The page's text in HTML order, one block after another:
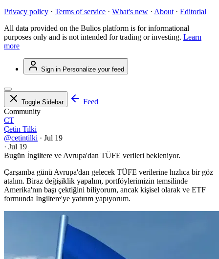
Privacy policy · Terms of service · What's new · About · Editorial
All data provided on the Bulios platform is for informational
purposes only and is not intended for trading or investing. Learn
more
Sign in Personalize your feed
Toggle Sidebar
Feed
Community
CT
Çetin Tilki
@cetintilki · Jul 19
· Jul 19
Bugün İngiltere ve Avrupa'dan TÜFE verileri bekleniyor.
Çarşamba günü Avrupa'dan gelecek TÜFE verilerine hızlıca bir göz
atalım. Biraz değişiklik yapalım, portföylerimizin temsilinde
Amerika'nın başı çektiğini biliyorum, ancak kişisel olarak ve ETF
formunda İngiltere'ye yatırım yapıyorum.